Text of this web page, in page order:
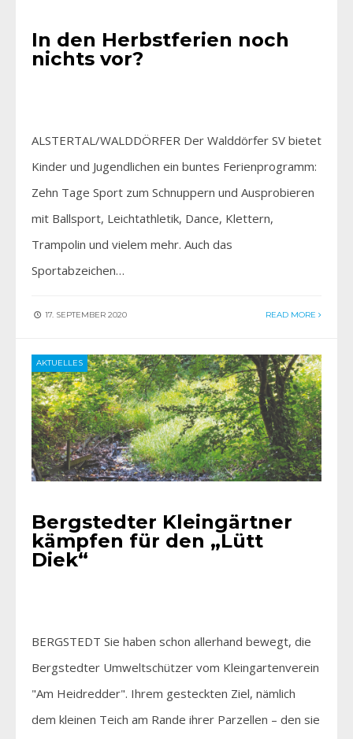
In den Herbstferien noch
nichts vor?
ALSTERTAL/WALDDÖRFER Der Walddörfer SV bietet
Kinder und Jugendlichen ein buntes Ferienprogramm:
Zehn Tage Sport zum Schnuppern und Ausprobieren
mit Ballsport, Leichtathletik, Dance, Klettern,
Trampolin und vielem mehr. Auch das
Sportabzeichen…
17. SEPTEMBER 2020 READ MORE
AKTUELLES
Bergstedter Kleingärtner
kämpfen für den „Lütt
Diek“
BERGSTEDT Sie haben schon allerhand bewegt, die
Bergstedter Umweltschützer vom Kleingartenverein
"Am Heidredder". Ihrem gesteckten Ziel, nämlich
dem kleinen Teich am Rande ihrer Parzellen – den sie